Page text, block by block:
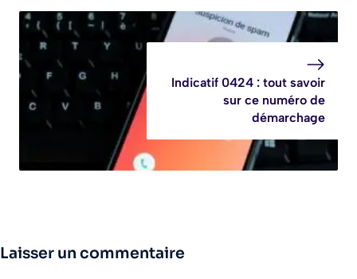
Indicatif 0424 : tout savoir
sur ce numéro de
démarchage
Laisser un commentaire